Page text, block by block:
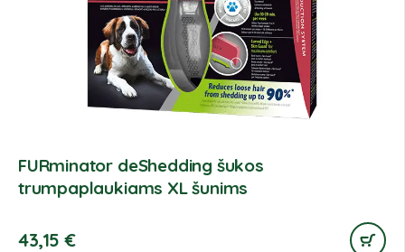
FURminator deShedding šukos
trumpaplaukiams XL šunims
43,15€